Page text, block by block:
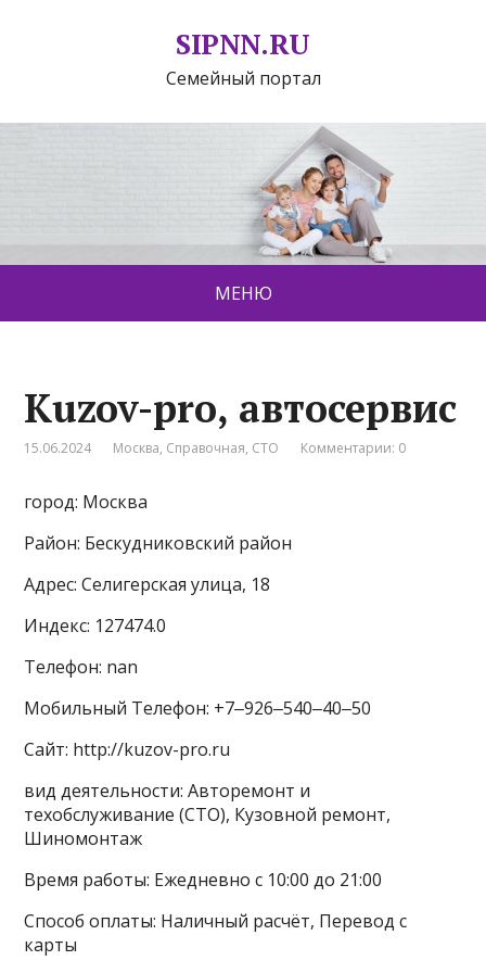
SIPNN.RU
Семейный портал
МЕНЮ
Kuzov-pro, автосервис
15.06.2024 Москва, Справочная, СТО Комментарии: 0
город: Москва
Район: Бескудниковский район
Адрес: Селигерская улица, 18
Индекс: 127474.0
Телефон: nan
Мобильный Телефон: +7‒926‒540‒40‒50
Сайт: http://kuzov-pro.ru
вид деятельности: Авторемонт и
техобслуживание (СТО), Кузовной ремонт,
Шиномонтаж
Время работы: Ежедневно с 10:00 до 21:00
Способ оплаты: Наличный расчёт, Перевод с
карты